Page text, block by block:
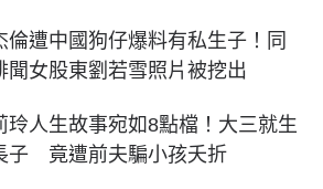
倫遭中國狗仔爆料有私生子！同
聞女股東劉若雪照片被挖出
玲人生故事宛如8點檔！大三就生
子 竟遭前夫騙小孩夭折